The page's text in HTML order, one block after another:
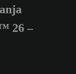
numbers
26 –